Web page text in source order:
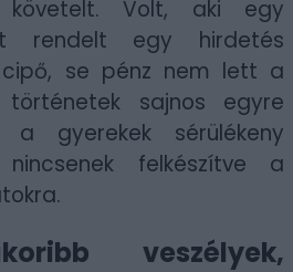
követelt. Volt, aki egy
rendelt egy hirdetés
se pénz nem lett a
sajnos egyre
a gyerekek sérülékeny
felkészítve a
veszélyek,